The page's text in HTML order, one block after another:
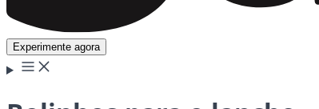
Experimente agora